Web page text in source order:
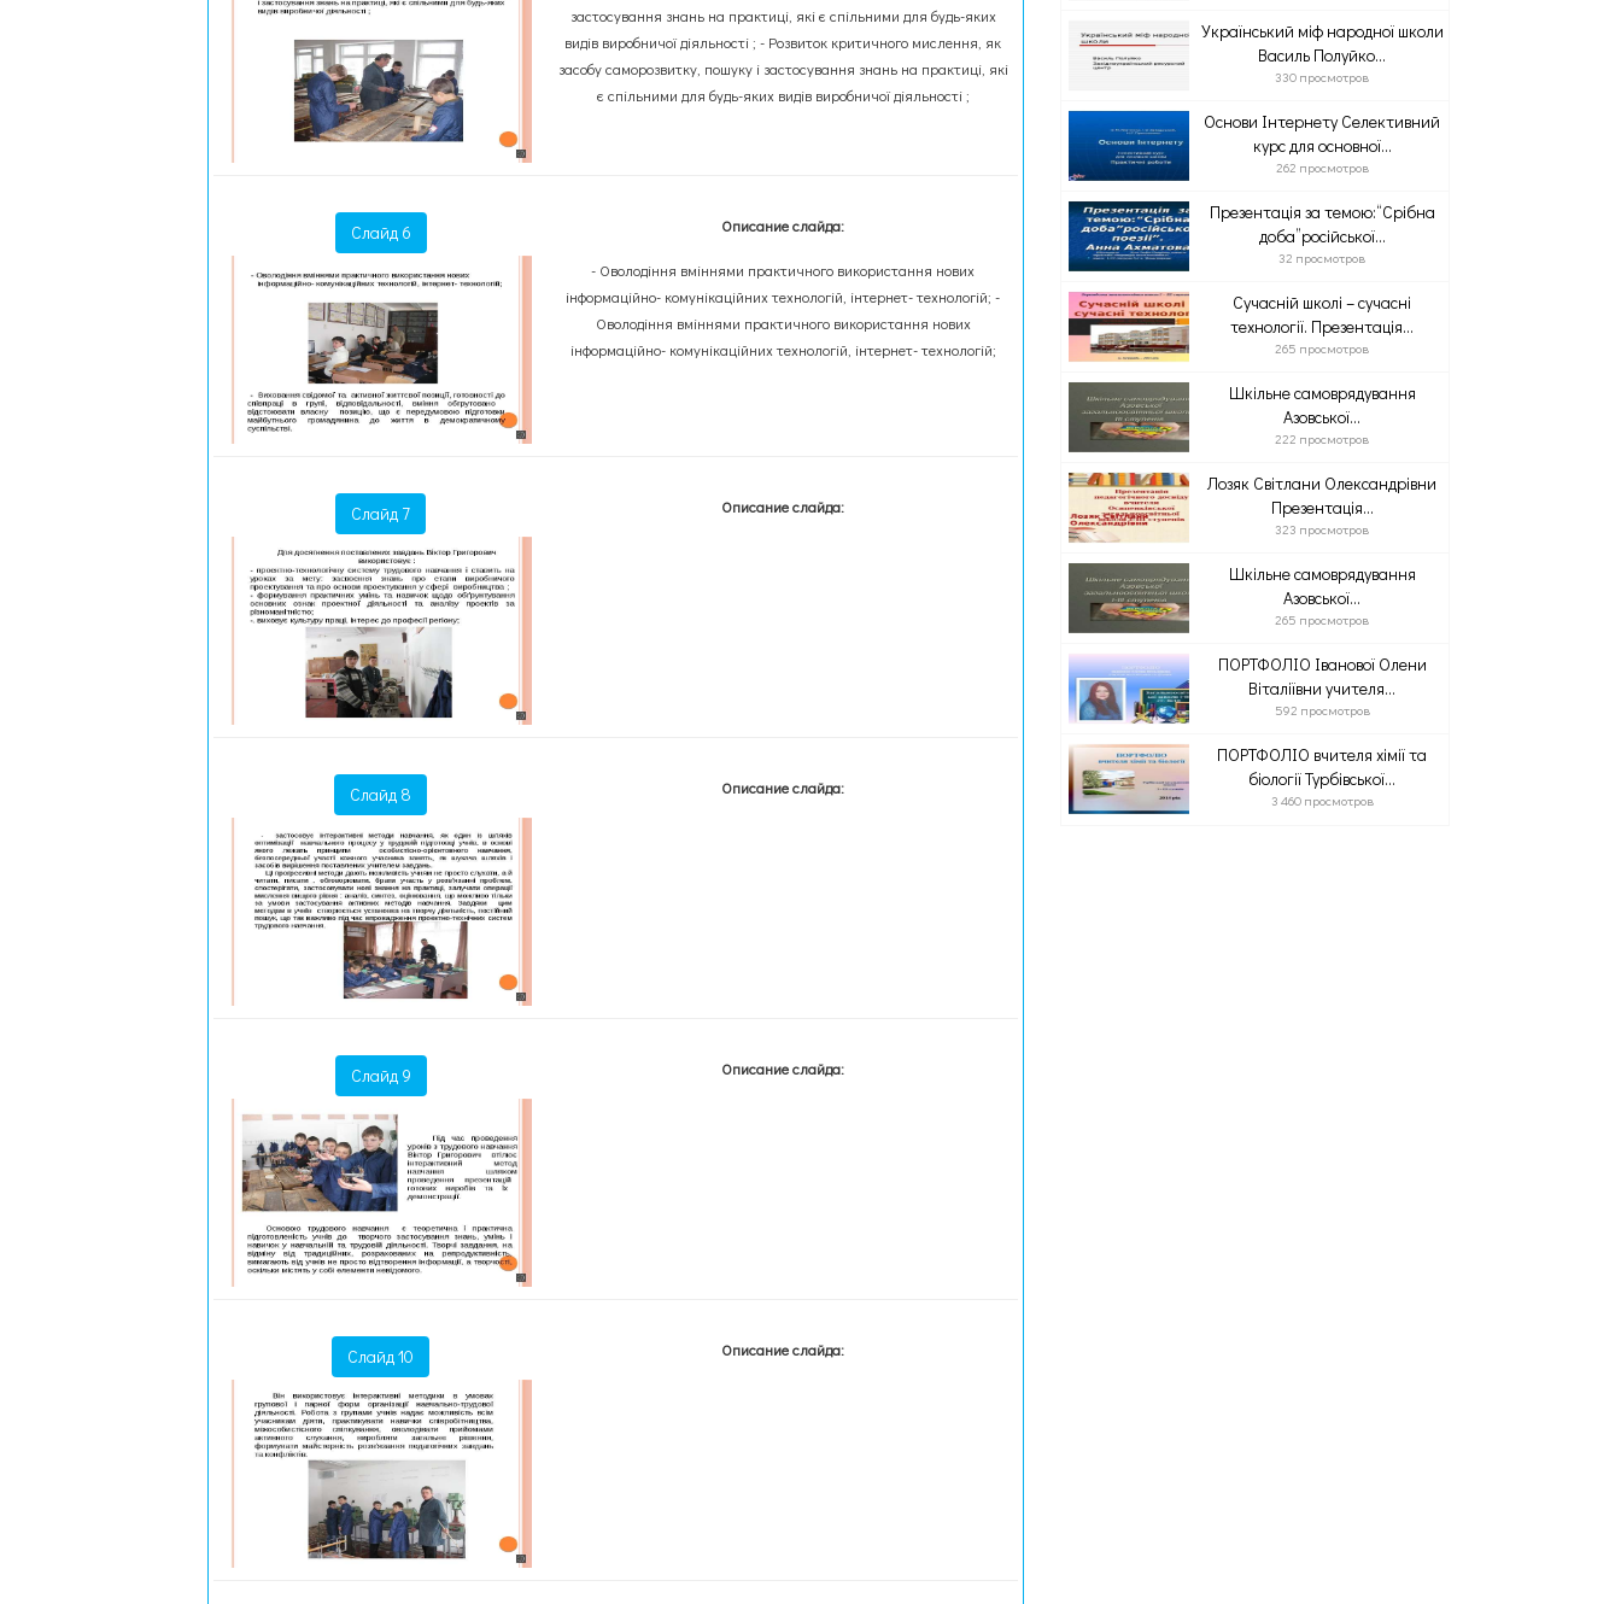
застосування знань на практиці, які є спільними для будь-яких
видів виробничої діяльності ; - Розвиток критичного мислення, як
засобу саморозвитку, пошуку і застосування знань на практиці, які
є спільними для будь-яких видів виробничої діяльності ;
Слайд 6 Описание слайда:
- Оволодіння вміннями практичного використання нових
інформаційно- комунікаційних технологій, інтернет- технологій; -
Оволодіння вміннями практичного використання нових
інформаційно- комунікаційних технологій, інтернет- технологій;
Слайд 7 Описание слайда:
Слайд 8 Описание слайда:
Слайд 9 Описание слайда:
Слайд 10 Описание слайда:
Український міф народної школи
Василь Полуйко...
330 просмотров
Основи Інтернету Селективний
курс для основної...
262 просмотров
Презентація за темою:“Срібна
доба”російської...
32 просмотров
Сучасній школі – сучасні
технології. Презентація...
265 просмотров
Шкільне самоврядування
Азовської...
222 просмотров
Лозяк Світлани Олександрівни
Презентація...
323 просмотров
Шкільне самоврядування
Азовської...
265 просмотров
ПОРТФОЛІО Іванової Олени
Віталіївни учителя...
592 просмотров
ПОРТФОЛІО вчителя хімії та
біології Турбівської...
3 460 просмотров